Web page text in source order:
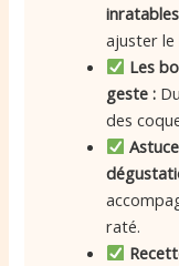
ajuster le
Les
geste :
des
raté.